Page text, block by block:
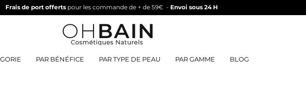
Frais de port offerts pour les commande de + de 59€ - Envoi sous 24 H
PAR BÉNÉFICE PAR TYPE DE PEAU PAR GAMME BLOG